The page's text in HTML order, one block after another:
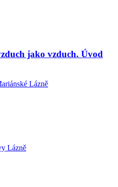
jako vzduch. Úvod
Lázně
Lázně